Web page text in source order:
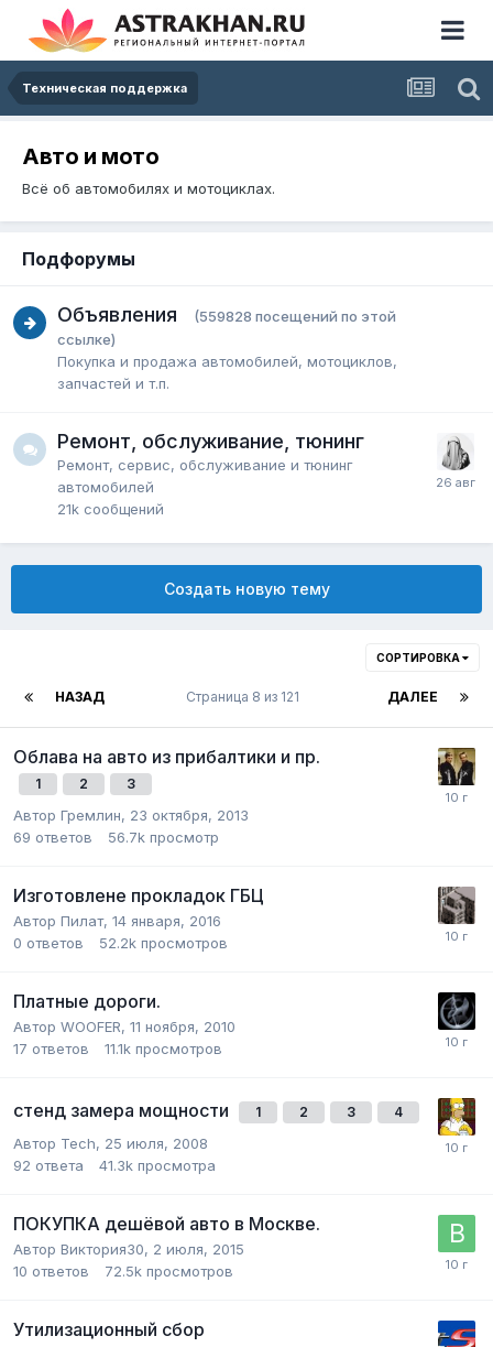
Техническая поддержка
Авто и мото
Всё об автомобилях и мотоциклах.
Подфорумы
Объявления
(559828 посещений по этой
ссылке)
Покупка и продажа автомобилей, мотоциклов,
запчастей и т.п.
Ремонт, обслуживание, тюнинг
Ремонт, сервис, обслуживание и тюнинг
автомобилей
21k сообщений
Создать новую тему
СОРТИРОВКА
НАЗАД ДАЛЕЕ
Страница 8 из 121
Облава на авто из прибалтики и пр.
1 2 3
Автор Гремлин, 23 октября, 2013
69 ответов 56.7k просмотр
Изготовлене прокладок ГБЦ
Автор Пилат, 14 января, 2016
0 ответов 52.2k просмотров
Платные дороги.
Автор WOOFER, 11 ноября, 2010
17 ответов 11.1k просмотров
стенд замера мощности 1 2 3 4
Автор Tech, 25 июля, 2008
92 ответа 41.3k просмотра
ПОКУПКА дешёвой авто в Москве.
Автор Виктория30, 2 июля, 2015
10 ответов 72.5k просмотров
Утилизационный сбор